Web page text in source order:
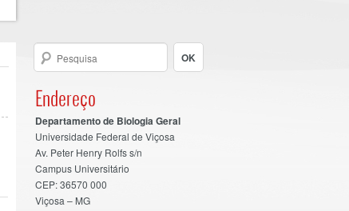
Endereço
Departamento de Biologia Geral
Universidade Federal de Viçosa
Av. Peter Henry Rolfs s/n
Campus Universitário
CEP: 36570 000
Viçosa – MG